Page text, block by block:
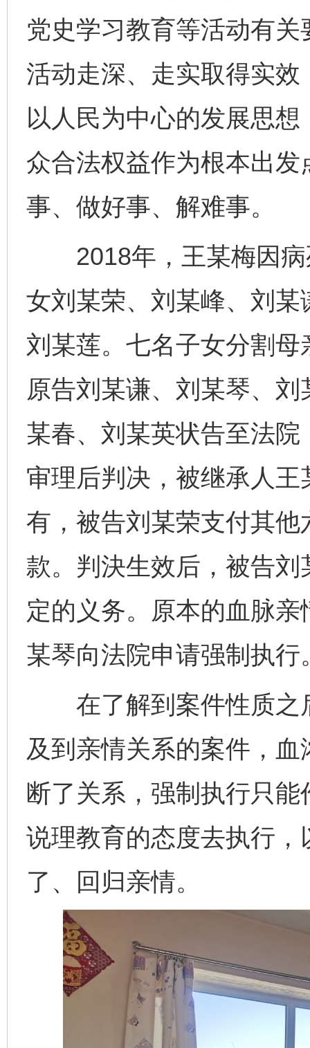
党史学习教育等活动有
活动走深、走实取得实
以人民为中心的发展思
众合法权益作为根本出
事、做好事、解难事。
2018年，王某梅因病
女刘某荣、刘某峰、刘
刘某莲。七名子女分割
原告刘某谦、刘某琴、
某春、刘某英状告至法
审理后判决，被继承人
有，被告刘某荣支付其
款。判決生效后，被告
定的义务。原本的血脉
某琴向法院申请强制执行
在了解到案件性质之
及到亲情关系的案件，
断了关系，强制执行只
说理教育的态度去执行
了、回归亲情。